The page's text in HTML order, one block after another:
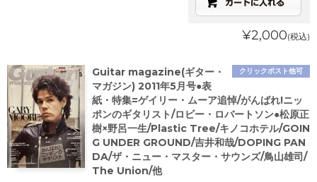
¥2,000(税込)
クリックポスト他可
Guitar magazine(ギター・
マガジン) 2011年5月号●表
紙・特集=ゲイリー・ムーア追悼/がんばれ!ニッ
ポンのギタリスト/ロビー・ロバートソン●松原正
樹×野呂一生/Plastic Tree/キノコホテル/GOIN
G UNDER GROUND/吉井和哉/DOPING PAN
DA/ザ・ニュー・マスター・サウンズ/鳥山雄司/
The Union/他